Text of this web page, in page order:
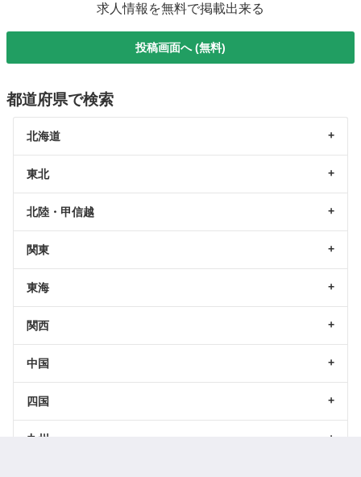
求人情報を無料で掲載出来る
投稿画面へ (無料)
都道府県で検索
北海道
東北
北陸・甲信越
関東
東海
関西
中国
四国
九州